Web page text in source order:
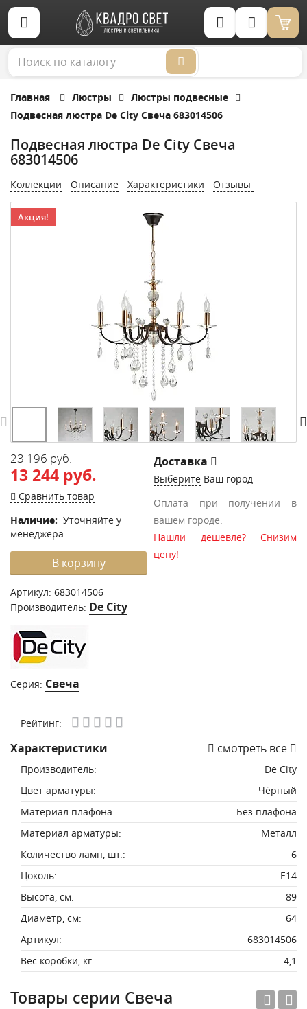
Корзина (0)
Главная Люстры
Люстры подвесные
Подвесная люстра De City Свеча 683014506
Подвесная люстра De City Свеча
683014506
Коллекции Описание Характеристики Отзывы
Акция!
23 196 руб.
13 244 руб.
Сравнить товар
Наличие: Уточняйте у
менеджера
В корзину
Артикул: 683014506
Производитель: De City
Серия: Свеча
Доставка
Выберите Ваш город
Оплата при получении в
вашем городе.
Нашли дешевле? Снизим
цену!
Рейтинг:
Характеристики смотреть все
Производитель:
De City
Цвет арматуры:
Чёрный
Материал плафона:
Без плафона
Материал арматуры:
Металл
Количество ламп, шт.:
6
Цоколь:
E14
Высота, см:
89
Диаметр, см:
64
Артикул:
683014506
Вес коробки, кг:
4,1
Товары серии Свеча